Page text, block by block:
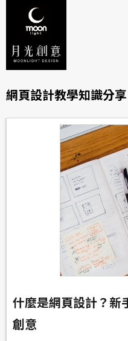
網頁設計教學知識分享
什麼是網頁設計？新
創意